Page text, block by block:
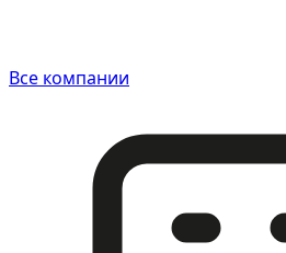
Все компании